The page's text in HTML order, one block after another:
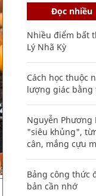
Đọc nhiều
Nhiều điểm bất
Lý Nhã Kỳ
Cách học thuộc
lượng giác
Nguyễn Phương
"siêu khủng",
cân, mắng cựu
Bảng công thức
bản cần nhớ